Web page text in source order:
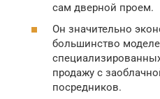
сам дверной проем.
Он значительно
большинство
продажу с
посредников.